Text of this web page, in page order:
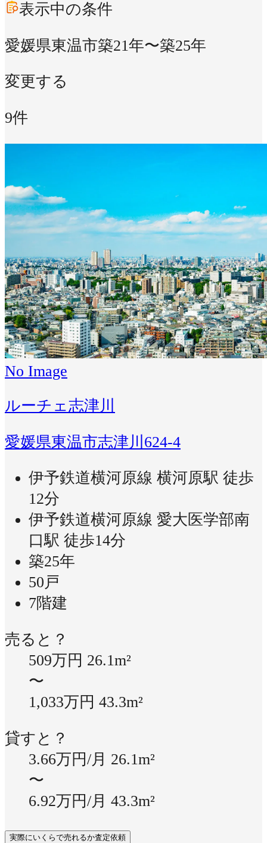
表示中の条件
愛媛県東温市築21年〜築25年
変更する
9件
No Image
ルーチェ志津川
愛媛県東温市志津川624-4
伊予鉄道横河原線 横河原駅 徒歩
12分
伊予鉄道横河原線 愛大医学部南
口駅 徒歩14分
築25年
50戸
7階建
売ると？
509万円 26.1m²
〜
1,033万円 43.3m²
貸すと？
3.66万円/月 26.1m²
〜
6.92万円/月 43.3m²
実際にいくらで売れるか査定依頼